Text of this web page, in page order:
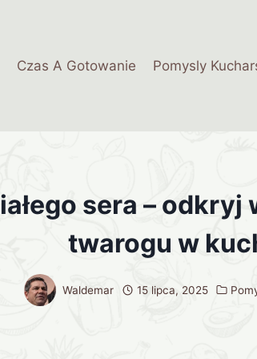
Czas A Gotowanie Pomysly
sera –
twarogu w
Waldemar 15 lipca, 2025